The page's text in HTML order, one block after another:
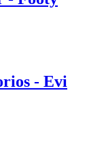
- Evi